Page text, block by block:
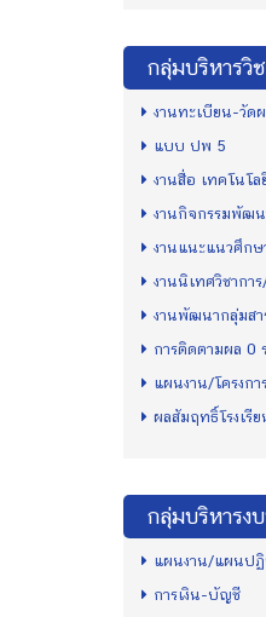
กลุ่มบริหารวิ
งานทะเบียน-วัด
แบบ ปพ 5
งานสื่อ เทคโนโล
งานกิจกรรมพัฒน
งานแนะแนวศึก
งานนิเทศวิชาการ
งานพัฒนากลุ่มสา
การติดตามผล 0
แผนงาน/โครงกา
ผลสัมฤทธิ์โรงเรี
กลุ่มบริหารง
แผนงาน/แผนปฏิ
การเงิน-บัญชี